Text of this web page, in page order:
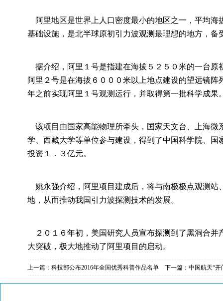
阿里地区是世界上人口密度最小的地区之一，平均海
基础设施，是北半球原初引力波观测最理想的地方，备
据介绍，阿里１号是指建在海拔５２５０米的一台原
阿里２号是在海拔６０００米以上地点建设的望远镜
年之前实现阿里１号观测运行，并取得第一批科学成果
该项目由国家高能物理所牵头，国家天文台、上海微
学、西藏大学等单位参与建设，得到了中国科学院、
投资１．３亿元。
姚永强介绍，阿里项目建成后，将与南极极点观测站
地，从而推动我国引力波探测技术的发展。
２０１６年初，美国研究人员宣布探测到了黑洞合并
大突破，极大地推动了阿里项目的启动。
上一篇： 科技部公布2016年全国优秀科普作品名单 下一篇： 中国航天“